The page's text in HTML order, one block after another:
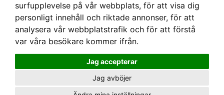
surfupplevelse på vår webbplats, för att visa dig
personligt innehåll och riktade annonser, för att
analysera vår webbplatstrafik och för att förstå
var våra besökare kommer ifrån.
Jag accepterar
Jag avböjer